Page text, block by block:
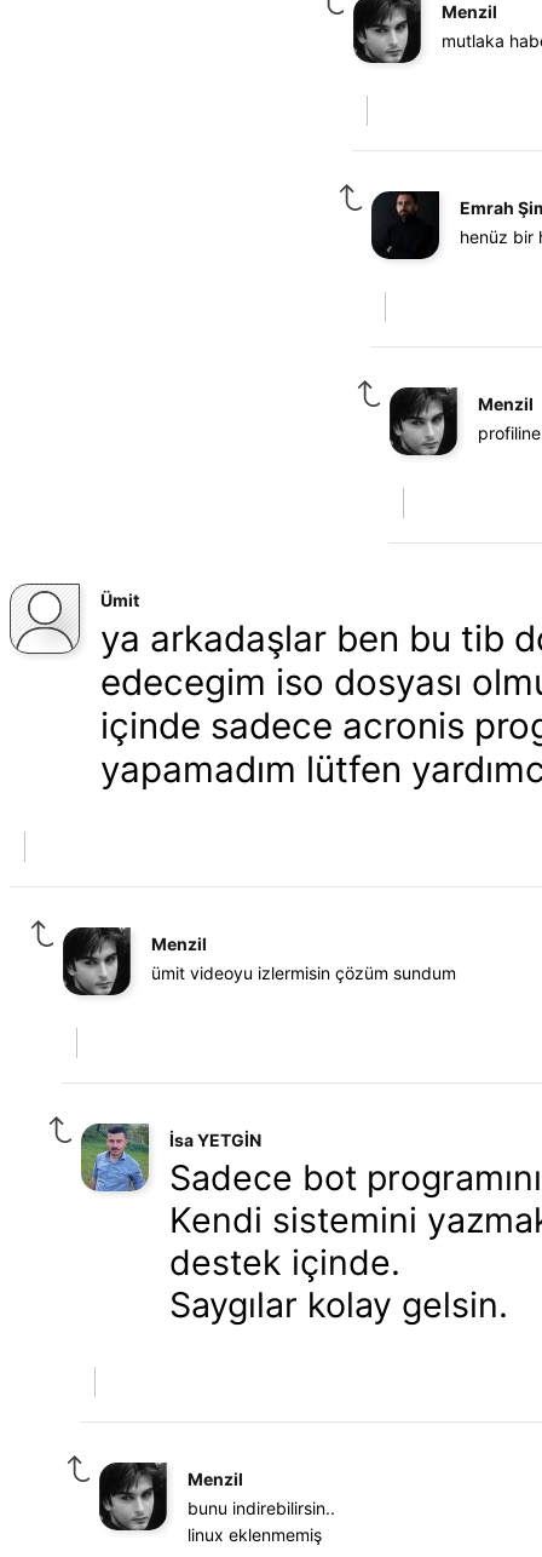
Menzil
mutlaka
Emrah
henüz bir
Menzil
Ümit
ya arkadaşlar ben bu tib
edecegim iso dosyası
içinde sadece acronis
yapamadım lütfen
Menzil
ümit videoyu izlermisin çözüm sundum
İsa YETGİN
Sadece bot
Kendi sistemini
destek içinde.
Saygılar kolay gelsin.
Menzil
bunu indirebilirsin..
linux eklenmemiş